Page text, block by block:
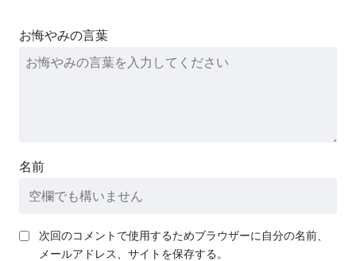
お悔やみの言葉
名前
次回のコメントで使用するためブラウザーに自分の名前、
メールアドレス、サイトを保存する。